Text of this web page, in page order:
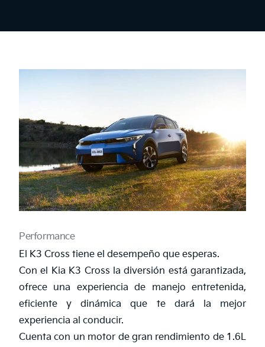
Performance
El K3 Cross tiene el desempeño que esperas.
Con el Kia K3 Cross la diversión está garantizada,
ofrece una experiencia de manejo entretenida,
eficiente y dinámica que te dará la mejor
experiencia al conducir.
Cuenta con un motor de gran rendimiento de 1.6L